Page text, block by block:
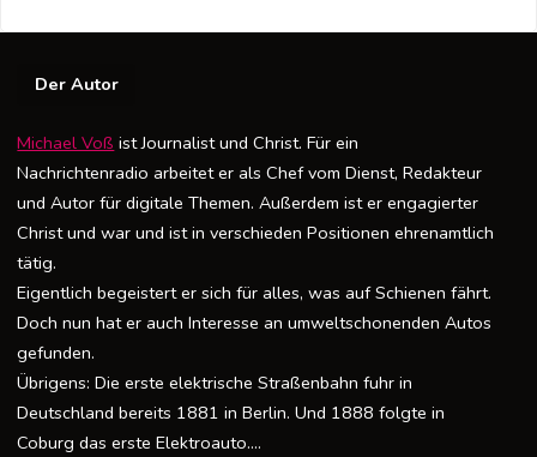
Der Autor
Michael Voß ist Journalist und Christ. Für ein
Nachrichtenradio arbeitet er als Chef vom Dienst, Redakteur
und Autor für digitale Themen. Außerdem ist er engagierter
Christ und war und ist in verschieden Positionen ehrenamtlich
tätig.
Eigentlich begeistert er sich für alles, was auf Schienen fährt.
Doch nun hat er auch Interesse an umweltschonenden Autos
gefunden.
Übrigens: Die erste elektrische Straßenbahn fuhr in
Deutschland bereits 1881 in Berlin. Und 1888 folgte in
Coburg das erste Elektroauto….